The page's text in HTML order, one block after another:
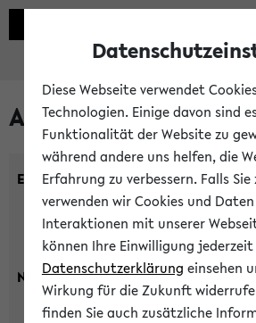
Alle Lehrenden
Einrichtung:
Nachname:
Diese Webseite verwendet
Technologien. Einige davon sind
Funktionalität der Website zu
während andere uns helfen, die
Erfahrung zu verbessern. Falls
verwenden wir Cookies und
Interaktionen mit unserer
können Ihre Einwilligung
Datenschutzerklärung einsehen
Wirkung für die Zukunft
finden Sie auch zusätzliche